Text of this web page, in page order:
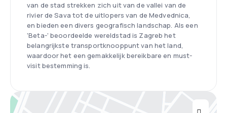
van de stad strekken zich uit van de vallei van de
rivier de Sava tot de uitlopers van de Medvednica,
en bieden een divers geografisch landschap. Als een
'Beta-' beoordeelde wereldstad is Zagreb het
belangrijkste transportknooppunt van het land,
waardoor het een gemakkelijk bereikbare en must-
visit bestemming is.